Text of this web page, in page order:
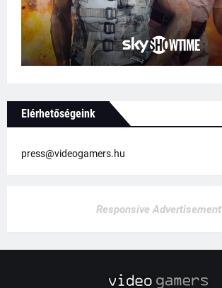
Elérhetőségeink
press@videogamers.hu
Responsive Advertisement